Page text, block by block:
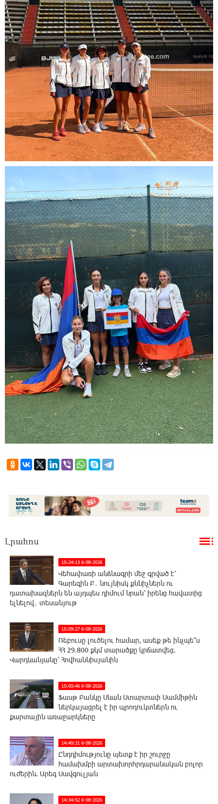
Լրահոս
15:24:13 6-08-2026
Վեհափառի անձնագրի մեջ գրված է՝
Գարեգին Բ․ նույնիսկ քննիչներն ու
դատախազներն են այդպես դիմում նրան՝ իրենց հավատից
ելնելով․ տեսանյութ
15:09:27 6-08-2026
Ռեբուսը լուծելու համար, ասեք թե ինչպե՞ս
ՀՀ 29.800 քկմ տարածքը կրճատվեց.
Վարդևանյանը՝ Հովհաննիսյանին
15:00:46 6-08-2026
Ֆասթ Բանկը Սևան Ստարտափ Սամմիթին
ներկայացրել է իր պրոդուկտներն ու
քարտային առաջարկները
14:40:31 6-08-2026
Ընդդիմությունը պետք է իր շուրջը
համախմբի արտախորհրդարանական բոլոր
ուժերին. Արեգ Սավգուլյան
14:34:52 6-08-2026